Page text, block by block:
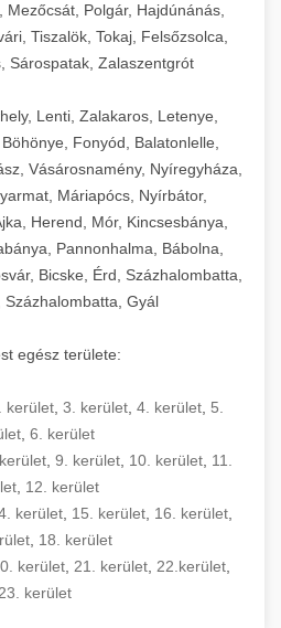
Polgár, Hajdúnánás,
Tiszalök, Tokaj, Felsőzsolca,
Sárospatak, Zalaszentgrót
Lenti, Zalakaros, Letenye,
Fonyód, Balatonlelle,
Vásárosnamény, Nyíregyháza,
Máriapócs, Nyírbátor,
Herend, Mór, Kincsesbánya,
Pannonhalma, Bábolna,
Bicske, Érd, Százhalombatta,
Százhalombatta, Gyál
egész területe:
kerület 3. kerület 4. kerület 5.
6. kerület
, 9. kerület, 10. kerület, 11.
12. kerület
kerület 15. kerület 16. kerület
18. kerület
kerület 21. kerület 22.kerület
23. kerület